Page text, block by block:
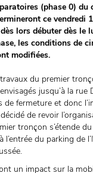
(phase 0) du
ce vendredi
lors débuter dès le
les conditions de
modifiées.
du premier
jusqu’à la rue
de fermeture et donc
de revoir
tronçon s’étende
l’entrée du parking de
un impact sur la